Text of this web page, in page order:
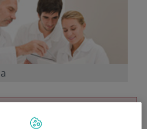
de atención al usuario